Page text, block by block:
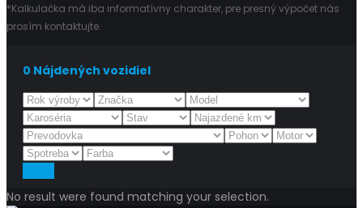
*Kalkulačka má iba informatívny charakter, pre presný výpočet nás
prosím kontaktujte.
0 Nájdených vozidiel
No result were found matching your selection.